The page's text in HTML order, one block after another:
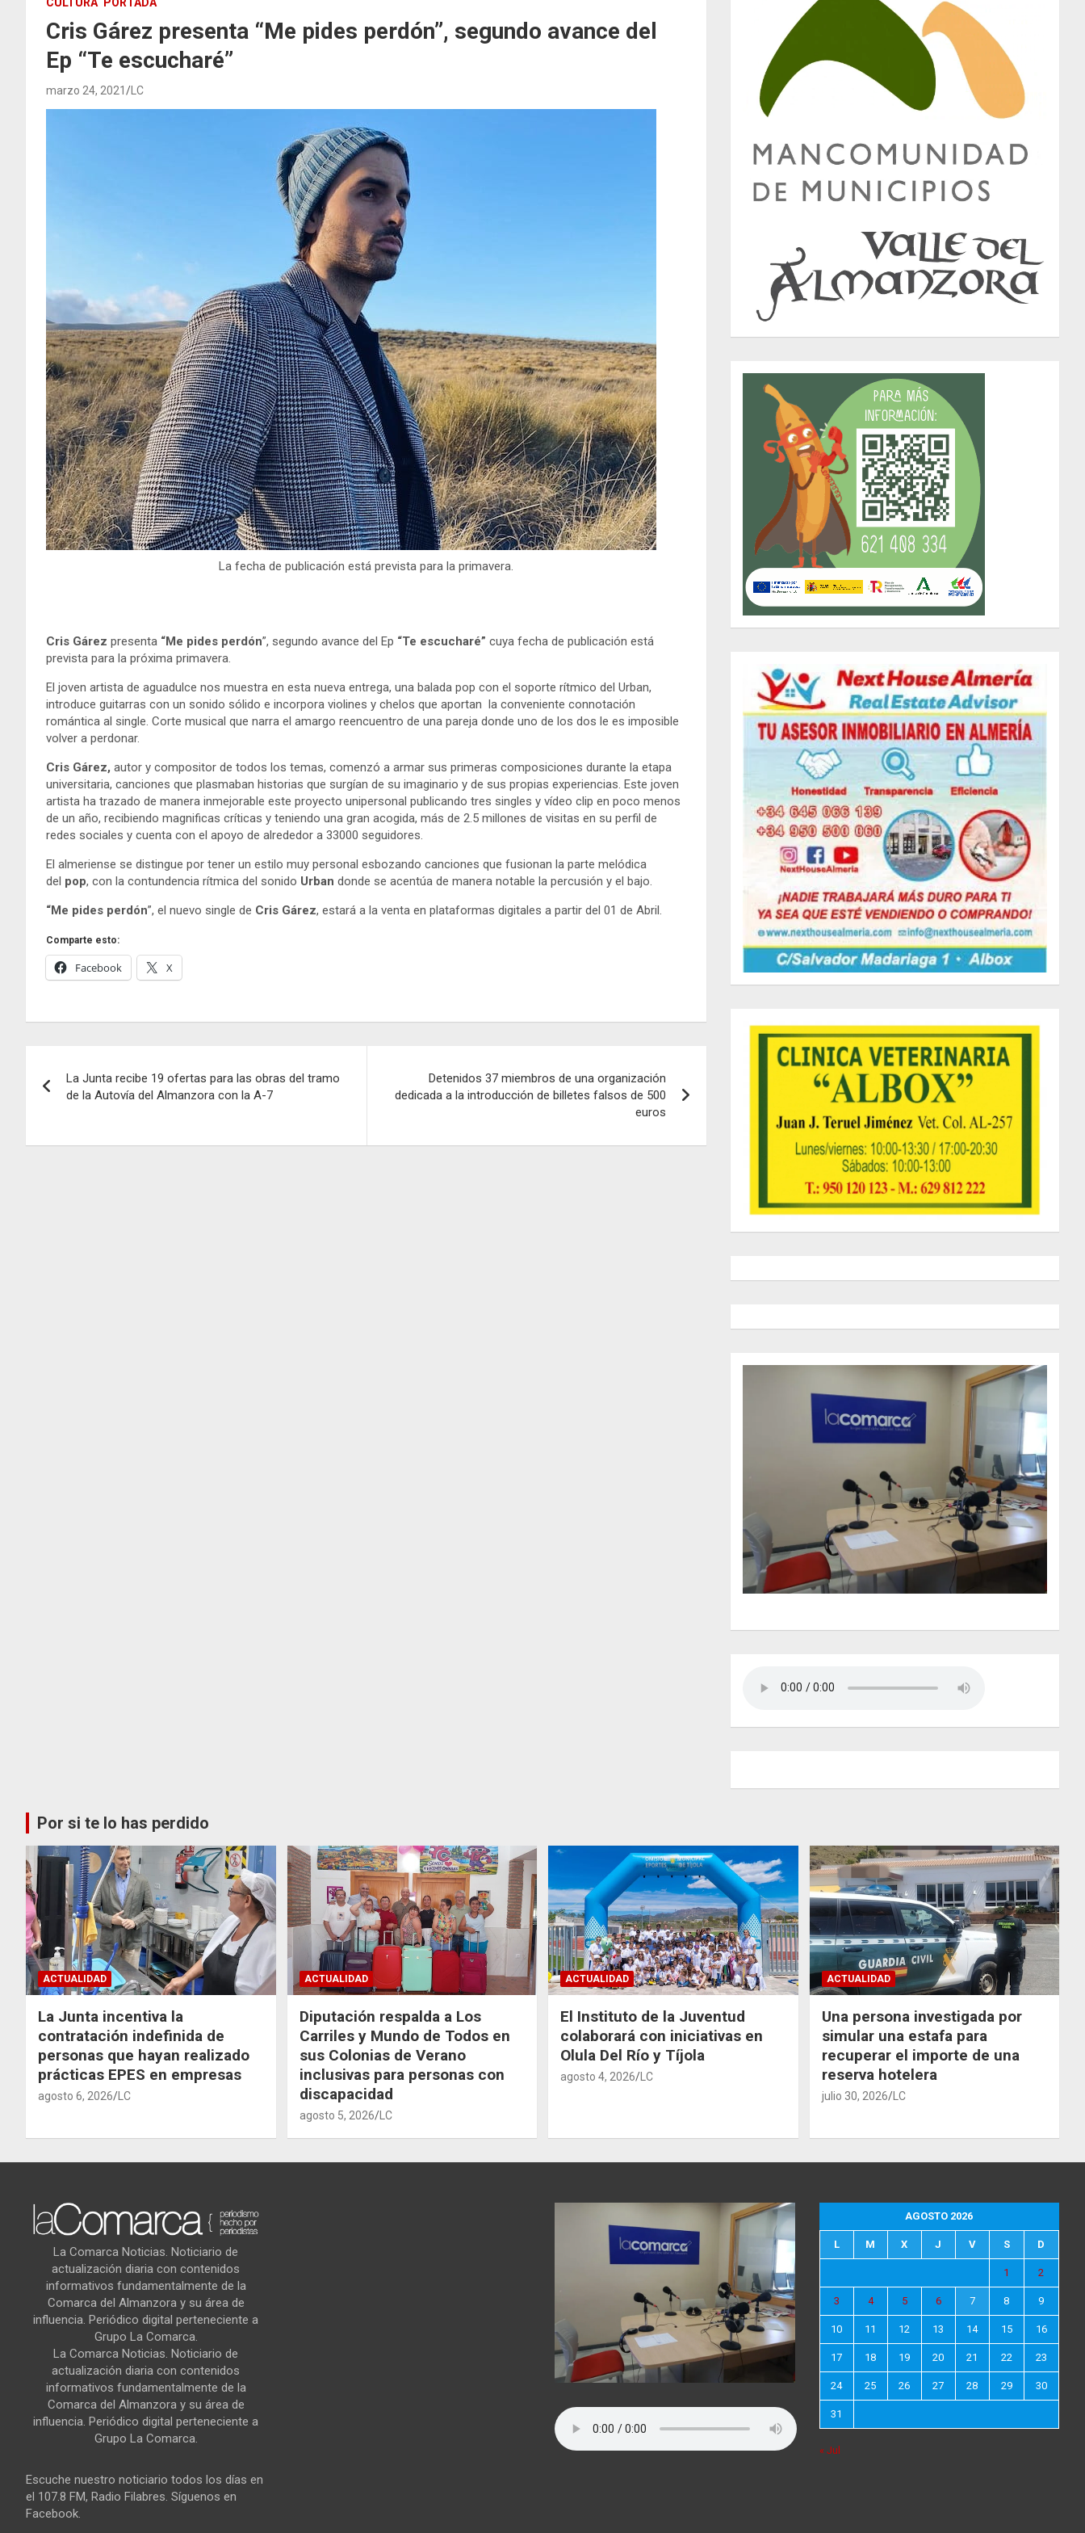
CULTURA PORTADA
Cris Gárez presenta “Me pides perdón”, segundo avance del
Ep “Te escucharé”
marzo 24, 2021 LC
La fecha de publicación está prevista para la primavera.
Cris Gárez presenta “Me pides perdón”, segundo avance del Ep “Te escucharé” cuya fecha de publicación está
prevista para la próxima primavera.
El joven artista de aguadulce nos muestra en esta nueva entrega, una balada pop con el soporte rítmico del Urban,
introduce guitarras con un sonido sólido e incorpora violines y chelos que aportan la conveniente connotación
romántica al single. Corte musical que narra el amargo reencuentro de una pareja donde uno de los dos le es imposible
volver a perdonar.
Cris Gárez, autor y compositor de todos los temas, comenzó a armar sus primeras composiciones durante la etapa
universitaria, canciones que plasmaban historias que surgían de su imaginario y de sus propias experiencias. Este joven
artista ha trazado de manera inmejorable este proyecto unipersonal publicando tres singles y vídeo clip en poco menos
de un año, recibiendo magnificas críticas y teniendo una gran acogida, más de 2.5 millones de visitas en su perfil de
redes sociales y cuenta con el apoyo de alrededor a 33000 seguidores.
El almeriense se distingue por tener un estilo muy personal esbozando canciones que fusionan la parte melódica
del pop, con la contundencia rítmica del sonido Urban donde se acentúa de manera notable la percusión y el bajo.
“Me pides perdón”, el nuevo single de Cris Gárez, estará a la venta en plataformas digitales a partir del 01 de Abril.
Comparte esto:
Facebook X
de
La Junta recibe 19 ofertas para las obras del tramo
de la Autovía del Almanzora con la A-7
Detenidos 37 miembros de una organización
dedicada a la introducción de billetes falsos de 500
euros
Por si te lo has perdido
ACTUALIDAD
La Junta incentiva la
contratación indefinida de
personas que hayan realizado
prácticas EPES en empresas
agosto 6, 2026 LC
ACTUALIDAD
Diputación respalda a Los
Carriles y Mundo de Todos en
sus Colonias de Verano
inclusivas para personas con
discapacidad
agosto 5, 2026 LC
ACTUALIDAD
El Instituto de la Juventud
colaborará con iniciativas en
Olula Del Río y Tíjola
agosto 4, 2026 LC
ACTUALIDAD
Una persona investigada por
simular una estafa para
recuperar el importe de una
reserva hotelera
julio 30, 2026 LC
La Comarca Noticias. Noticiario de
actualización diaria con contenidos
informativos fundamentalmente de la
Comarca del Almanzora y su área de
influencia. Periódico digital perteneciente a
Grupo La Comarca.
La Comarca Noticias. Noticiario de
actualización diaria con contenidos
informativos fundamentalmente de la
Comarca del Almanzora y su área de
influencia. Periódico digital perteneciente a
Grupo La Comarca.
Escuche nuestro noticiario todos los días en
el 107.8 FM, Radio Filabres. Síguenos en
Facebook.
AGOSTO 2026
L M X J V S D
1 2
3 4 5 6 7 8 9
10 11 12 13 14 15 16
17 18 19 20 21 22 23
24 25 26 27 28 29 30
31
« Jul